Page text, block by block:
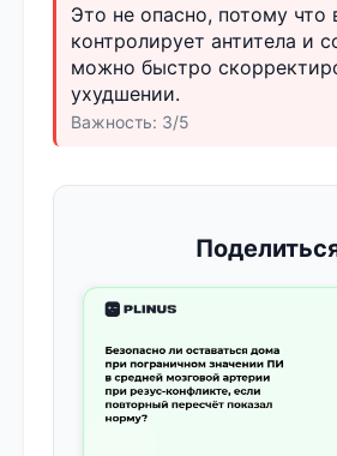
Это не опасно, потому что
контролирует антитела и
можно быстро
ухудшении.
Важность: 3/5